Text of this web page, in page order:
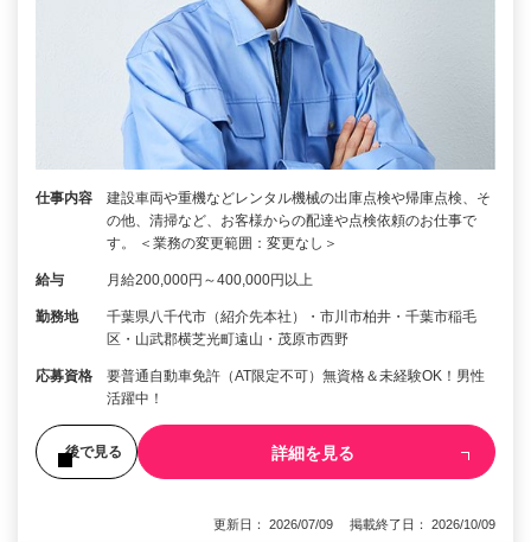
仕事内容
建設車両や重機などレンタル機械の出庫点検や帰庫点検、そ
の他、清掃など、お客様からの配達や点検依頼のお仕事で
す。 ＜業務の変更範囲：変更なし＞
給与 月給200,000円～400,000円以上
勤務地
千葉県八千代市（紹介先本社）・市川市柏井・千葉市稲毛
区・山武郡横芝光町遠山・茂原市西野
応募資格
要普通自動車免許（AT限定不可）無資格＆未経験OK！男性
活躍中！
後で見る 詳細を見る
更新日： 2026/07/09 掲載終了日： 2026/10/09